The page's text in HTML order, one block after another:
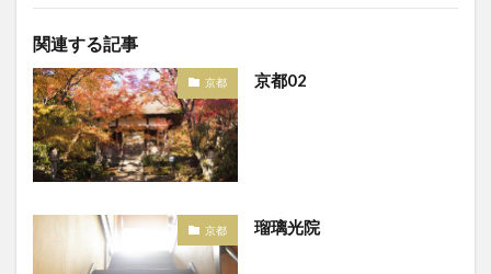
関連する記事
京都 京都02
京都 瑠璃光院